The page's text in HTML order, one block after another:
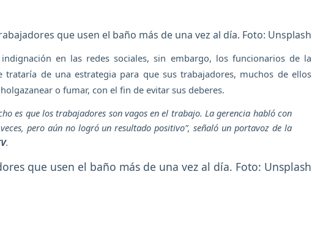
que usen el baño más de una vez al día. Foto: Unsplash
en las redes sociales, sin embargo, los funcionarios de la
trataría de una estrategia para que sus trabajadores, muchos de ellos
o fumar, con el fin de evitar sus deberes.
es que los trabajadores son vagos en el trabajo. La gerencia habló con
pero aún no logró un resultado positivo”, señaló un portavoz de la
.